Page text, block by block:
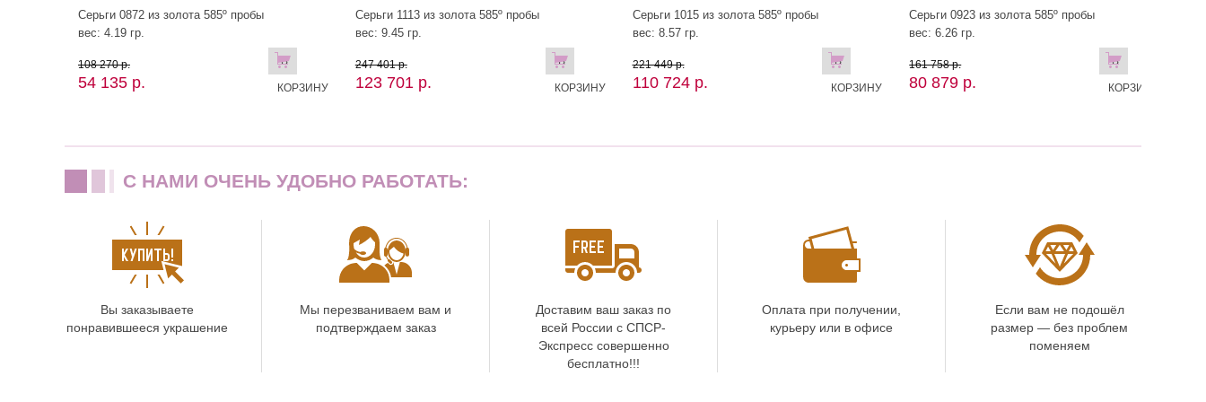
Серьги 0872 из золота 585º пробы
вес: 4.19 гр.
108 270 р.
54 135 р.
В
КОРЗИНУ
Серьги 1113 из золота 585º пробы
вес: 9.45 гр.
247 401 р.
123 701 р.
В
КОРЗИНУ
Серьги 1015 из золота 585º пробы
вес: 8.57 гр.
221 449 р.
110 724 р.
В
КОРЗИНУ
Серьги 0923 из золота 585º пробы
вес: 6.26 гр.
161 758 р.
80 879 р.
В
КОРЗИНУ
C НАМИ ОЧЕНЬ УДОБНО РАБОТАТЬ:
Вы заказываете
понравившееся украшение
Мы перезваниваем вам и
подтверждаем заказ
Доставим ваш заказ по
всей России с СПСР-
Экспресс совершенно
бесплатно!!!
Оплата при получении,
курьеру или в офисе
Если вам не подошёл
размер — без проблем
поменяем